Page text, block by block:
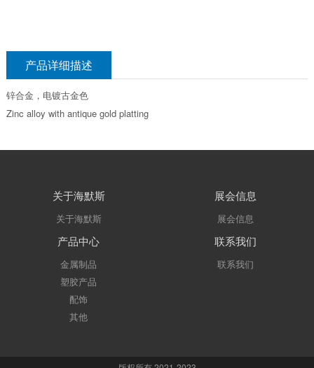
产品详细描述
锌合金，电镀古金色
Zinc alloy with antique gold platting
关于海默斯
关于海默斯
展会信息
展会信息
产品中心
金属制品
塑胶产品
配饰
其他
联系我们
联系我们